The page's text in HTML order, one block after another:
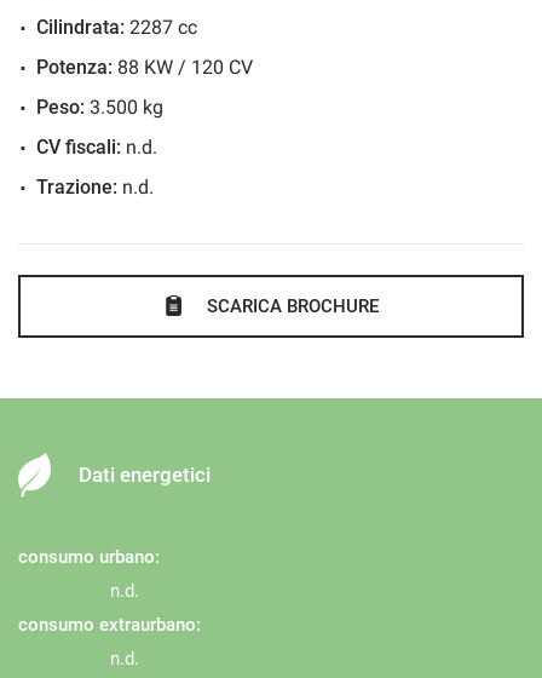
Cilindrata: 2287 cc
Potenza: 88 KW / 120 CV
Peso: 3.500 kg
CV fiscali: n.d.
Trazione: n.d.
SCARICA BROCHURE
Dati energetici
consumo urbano:
n.d.
consumo extraurbano:
n.d.